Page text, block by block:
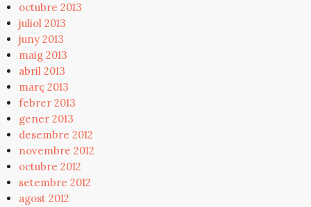
octubre 2013
juliol 2013
juny 2013
maig 2013
abril 2013
març 2013
febrer 2013
gener 2013
desembre 2012
novembre 2012
octubre 2012
setembre 2012
agost 2012